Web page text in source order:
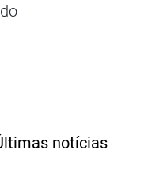
notícias